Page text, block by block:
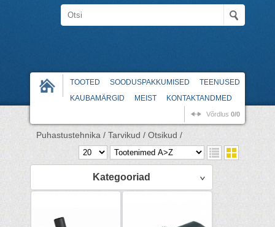
TOOTED SOODUSPAKKUMISED
TEENUSED
KAUBAMÄRGID
MEIST KONTAKTANDMED
Võrdlus 0/0
Puhastustehnika / Tarvikud / Otsikud /
Kategooriad